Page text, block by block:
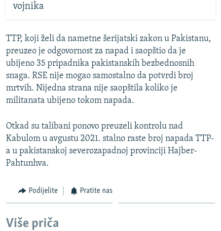
vojnika
TTP, koji želi da nametne šerijatski zakon u Pakistanu,
preuzeo je odgovornost za napad i saopštio da je
ubijeno 35 pripadnika pakistanskih bezbednosnih
snaga. RSE nije mogao samostalno da potvrdi broj
mrtvih. Nijedna strana nije saopštila koliko je
militanata ubijeno tokom napada.
Otkad su talibani ponovo preuzeli kontrolu nad
Kabulom u avgustu 2021. stalno raste broj napada TTP-
a u pakistanskoj severozapadnoj provinciji Hajber-
Pahtunhva.
Podijelite Pratite nas
Više priča